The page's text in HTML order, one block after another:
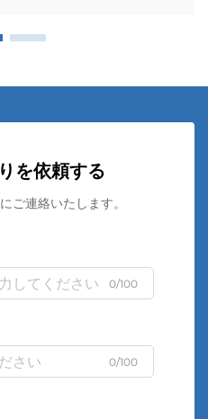
を依頼する
ご連絡いたします。
0/100
0/100